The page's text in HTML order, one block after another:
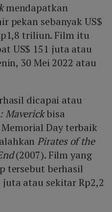
mendapatkan
pekan sebanyak US$
triliun. Film itu
US$ 151 juta atau
30 Mei 2022 atau
dicapai atau
Maverickbisa
Day terbaik
Pirates of the
(2007). Film yang
tersebut berhasil
atau sekitar Rp2,2